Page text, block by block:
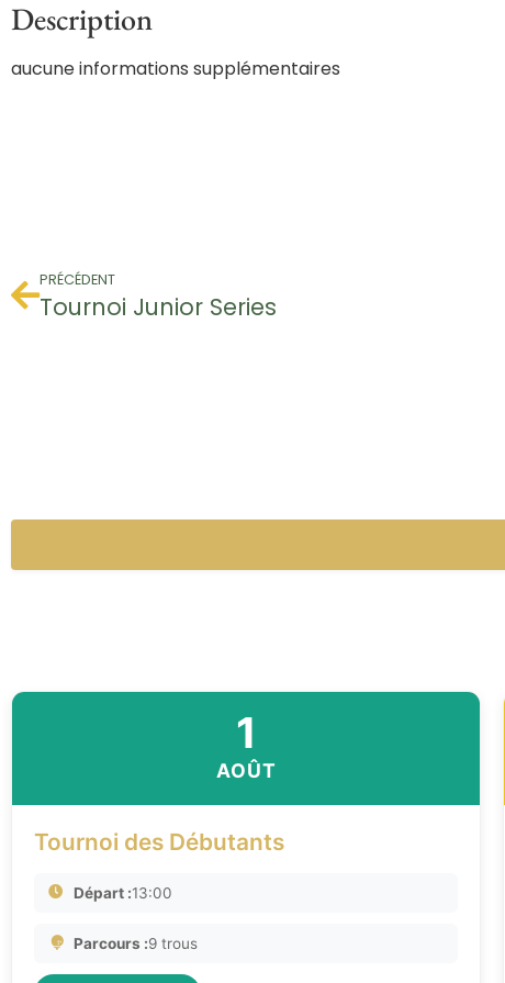
Description
aucune informations supplémentaires
PRÉCÉDENT
Tournoi Junior Series
1
AOÛT
Tournoi des Débutants
Départ :13:00
Parcours :9 trous